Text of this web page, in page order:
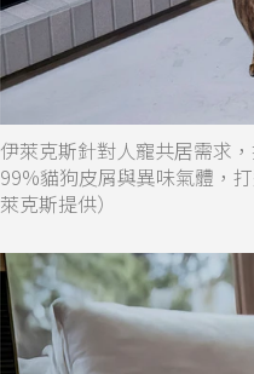
伊萊克斯針對人寵共居需求
99%貓狗皮屑與異味氣體，
萊克斯提供）